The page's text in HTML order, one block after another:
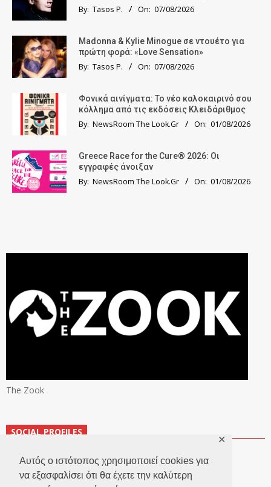
Αυτός ο ιστότοπος χρησιμοποιεί cookies για
να εξασφαλίσει ότι θα έχετε την καλύτερη
✕
By: Tasos P. On: 07/08/2026
Madonna & Kylie Minogue σε ντουέτο για
πρώτη φορά: «Love Sensation»
By: Tasos P. On: 07/08/2026
Φονικά αινίγματα: Το νέο καλοκαιρινό σου
κόλλημα από τις εκδόσεις Κλειδάριθμος
By: NewsRoom The Look.Gr On: 01/08/2026
Greece Race for the Cure® 2026: Οι
εγγραφές άνοιξαν
By: NewsRoom The Look.Gr On: 01/08/2026
The Zook
SOCIAL PROFILES